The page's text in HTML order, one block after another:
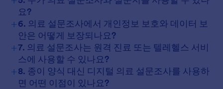
요?
+6. 의료 설문조사에서 개인정보 보호와 데이터 보
안은 어떻게 보장되나요?
+7. 의료 설문조사는 원격 진료 또는 텔레헬스 서비
스에 사용할 수 있나요?
+8. 종이 양식 대신 디지털 의료 설문조사를 사용하
면 어떤 이점이 있나요?